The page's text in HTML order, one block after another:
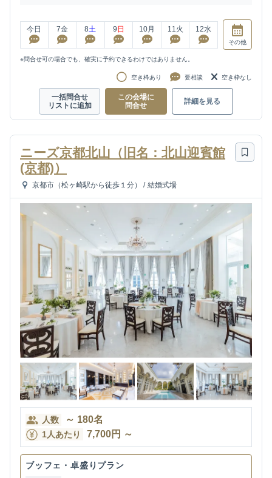
今日 7金 8土 9 日 10月 11 火 12水
その他
※問合せ可の場合でも、確実に予約できるわけではありません。
空き枠あり 要相談 空き枠なし
一括問合せ
リストに追加
この会場に
問合せ
詳細を見る
ニーズ京都北山（旧名：北山迎賓館
(京都)）
京都市（松ヶ崎駅から徒歩１分） / 結婚式場
人数 ～ 180名
1人あたり 7,700円 ～
ブッフェ・卓盛りプラン